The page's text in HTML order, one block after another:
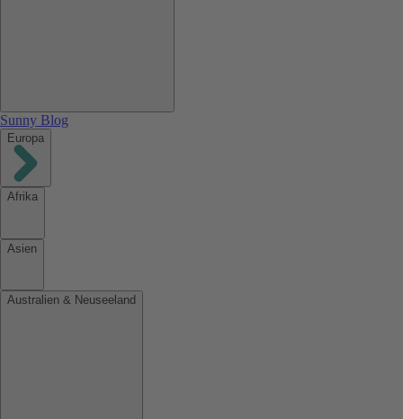
Sunny Blog
Europa
Afrika
Asien
Australien & Neuseeland